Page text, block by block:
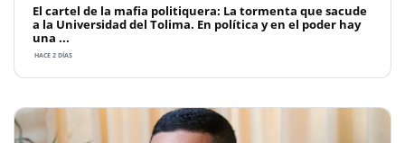
El cartel de la mafia politiquera: La tormenta que sacude
a la Universidad del Tolima. En política y en el poder hay
una ...
HACE 2 DÍAS